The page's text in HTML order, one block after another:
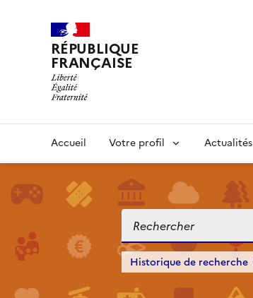
RÉPUBLIQUE
FRANÇAISE
Accueil Votre profil Actualités
Historique de recherche